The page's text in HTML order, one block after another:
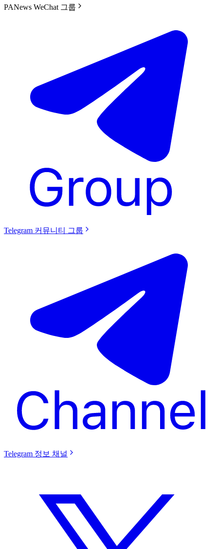
PANews WeChat 그룹
Telegram 커뮤니티 그룹
Telegram 정보 채널